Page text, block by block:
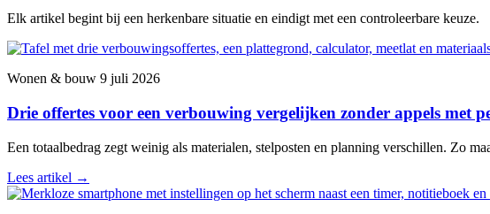
Elk artikel begint bij een herkenbare situatie en eindigt met een controleerbare keuze.
Wonen & bouw 9 juli 2026
Drie offertes voor een verbouwing vergelijken zonder appels met
Een totaalbedrag zegt weinig als materialen, stelposten en planning verschillen. Zo
Lees artikel →